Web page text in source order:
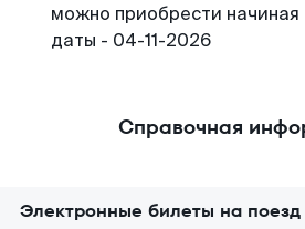
можно приобрести
даты - 04-11-2026
Справочная
Электронные билеты на поезд